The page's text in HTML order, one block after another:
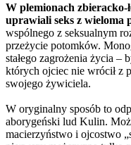
W plemionach zbieracko-
uprawiali seks z wieloma
wspólnego z seksualnym
przeżycie potomków.
stałego zagrożenia życia –
których ojciec nie wrócił z
swojego żywiciela.
W oryginalny sposób to
aborygeński lud Kulin.
macierzyństwo i ojcostwo